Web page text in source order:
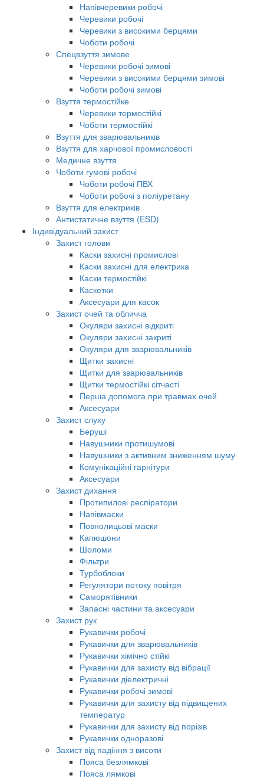
Напівчеревики робочі
Черевики робочі
Черевики з високими берцями
Чоботи робочі
Спецвзуття зимове
Черевики робочі зимові
Черевики з високими берцями зимові
Чоботи робочі зимові
Взуття термостійке
Черевики термостійкі
Чоботи термостійкі
Взуття для зварювальників
Взуття для харчової промисловості
Медичне взуття
Чоботи гумові робочі
Чоботи робочі ПВХ
Чоботи робочі з поліуретану
Взуття для електриків
Антистатичне взуття (ESD)
Індивідуальний захист
Захист голови
Каски захисні промислові
Каски захисні для електрика
Каски термостійкі
Каскетки
Аксесуари для касок
Захист очей та обличча
Окуляри захисні відкриті
Окуляри захисні закриті
Окуляри для зварювальників
Щитки захисні
Щитки для зварювальників
Щитки термостійкі сітчасті
Перша допомога при травмах очей
Аксесуари
Захист слуху
Беруші
Навушники протишумові
Навушники з активним зниженням шуму
Комунікаційні гарнітури
Аксесуари
Захист дихання
Протипилові респіратори
Напівмаски
Повнолицьові маски
Капюшони
Шоломи
Фільтри
Турбоблоки
Регулятори потоку повітря
Саморятівники
Запасні частини та аксесуари
Захист рук
Рукавички робочі
Рукавички для зварювальників
Рукавички хімічно стійкі
Рукавички для захисту від вібрації
Рукавички діелектричні
Рукавички робочі зимові
Рукавички для захисту від підвищених
температур
Рукавички для захисту від порізів
Рукавички одноразові
Захист від падіння з висоти
Пояса безлямкові
Пояса лямкові